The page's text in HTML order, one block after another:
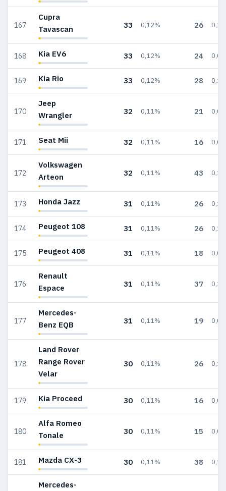
167
Cupra
Tavascan
33 0,12% 26
168 Kia EV6 33 0,12% 24
169 Kia Rio 33 0,12% 28
170
Jeep
Wrangler
32 0,11% 21
171 Seat Mii 32 0,11% 16
172
Volkswagen
Arteon
32 0,11% 43
173 Honda Jazz 31 0,11% 26
174 Peugeot 108 31 0,11% 26
175 Peugeot 408 31 0,11% 18
176
Renault
Espace
31 0,11% 37
177
Mercedes-
Benz EQB
31 0,11% 19
178
Land Rover
Range Rover
Velar
30 0,11% 26
179 Kia Proceed 30 0,11% 16
180
Alfa Romeo
Tonale
30 0,11% 15
181 Mazda CX-3 30 0,11% 38
Mercedes-